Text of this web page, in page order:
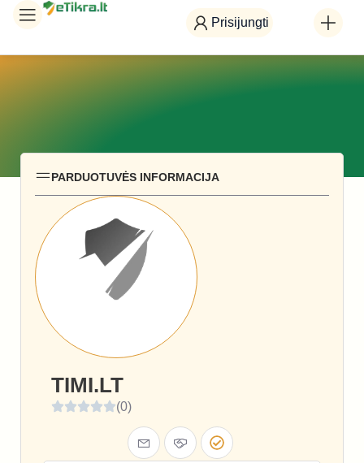
Prisijungti
PARDUOTUVĖS INFORMACIJA
TIMI.LT
(0)